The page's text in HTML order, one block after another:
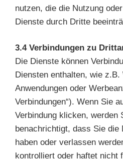
nutzen, die die Nutzung
Dienste durch Dritte
3.4 Verbindungen zu
Die Dienste können
Diensten enthalten, wie z.B.
Anwendungen oder
Verbindungen“). Wenn Sie
Verbindung klicken, werden
benachrichtigt, dass Sie die
haben oder verlassen
kontrolliert oder haftet nicht